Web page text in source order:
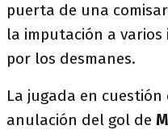
puerta de una
la imputación a
por los desmanes.
La jugada en
anulación del gol de